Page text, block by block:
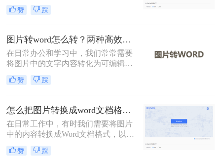
换成电子版的情况。无论是从扫描的
文档、拍照的书籍页面，还是网络上
能极大地提高我们的工作效率。那么
如何提取图片文字变成电子版呢？本
文将介绍两种常用的方法来实现这一
目标。
赞 踩
图片转word怎么转？两种高效方法指南！
在日常办公和学习中，我们常常需要
将图片中的文字内容转化为可编辑的
Word文档。那么图片转word怎么转
呢？本文将介绍两种实现这一目标的
赞 踩
怎么把图片转换成word文档格式？教你三种转换方法！
在日常工作中，有时我们需要将图片
中的内容转换成Word文档格式，以便
进行编辑和处理。那么怎么把图片转
换成word文档格式呢？本文将介绍三
赞 踩